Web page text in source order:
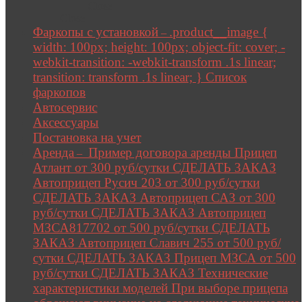
Фаркопы с установкой – .product__image {
width: 100px; height: 100px; object-fit: cover; -
webkit-transition: -webkit-transform .1s linear;
transition: transform .1s linear; } Список
фаркопов
Автосервис
Аксессуары
Постановка на учет
Аренда – Пример договора аренды Прицеп
Атлант от 300 руб/сутки СДЕЛАТЬ ЗАКАЗ
Автоприцеп Русич 203 от 300 руб/сутки
СДЕЛАТЬ ЗАКАЗ Автоприцеп САЗ от 300
руб/сутки СДЕЛАТЬ ЗАКАЗ Автоприцеп
МЗСА817702 от 500 руб/сутки СДЕЛАТЬ
ЗАКАЗ Автоприцеп Славич 255 от 500 руб/
сутки СДЕЛАТЬ ЗАКАЗ Прицеп МЗСА от 500
руб/сутки СДЕЛАТЬ ЗАКАЗ Технические
характеристики моделей При выборе прицепа